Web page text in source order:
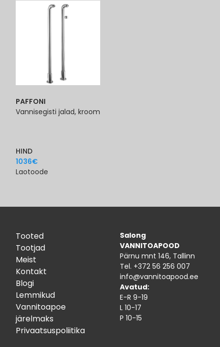
PAFFONI
Vannisegisti jalad, kroom
HIND
1036€
Laotoode
Tooted
Tootjad
Meist
Kontakt
Blogi
Lemmikud
Vannitoapoe
järelmaks
Privaatsuspoliitika
Salong
VANNITOAPOOD
Pärnu mnt 146, Tallinn
Tel. +372 56 256 007
info@vannitoapood.ee
Avatud:
E-R 9-19
L 10-17
P 10-15